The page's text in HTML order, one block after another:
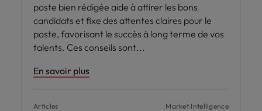
poste bien rédigée aide à attirer les bons
candidats et fixe des attentes claires pour le
poste, favorisant le succès à long terme de vos
talents. Ces conseils sont
En savoir plus
Articles Market Intelligence